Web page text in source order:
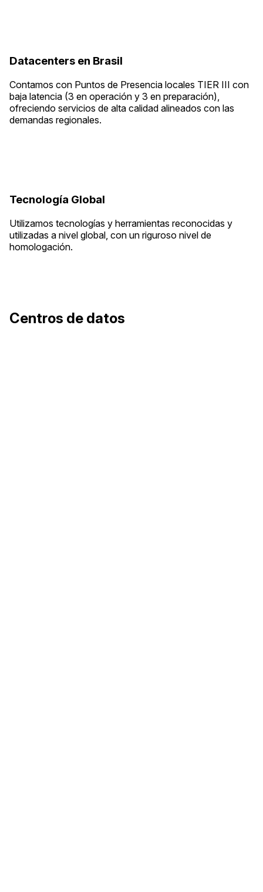
Datacenters en Brasil
Contamos con Puntos de Presencia locales TIER III con
baja latencia (3 en operación y 3 en preparación),
ofreciendo servicios de alta calidad alineados con las
demandas regionales.
Tecnología Global
Utilizamos tecnologías y herramientas reconocidas y
utilizadas a nivel global, con un riguroso nivel de
homologación.
Centros de datos